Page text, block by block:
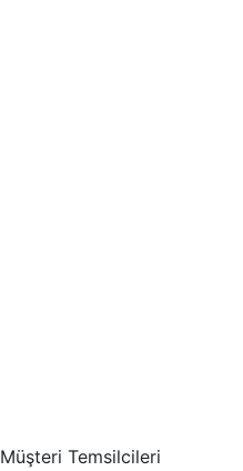
Müşteri Temsilcileri